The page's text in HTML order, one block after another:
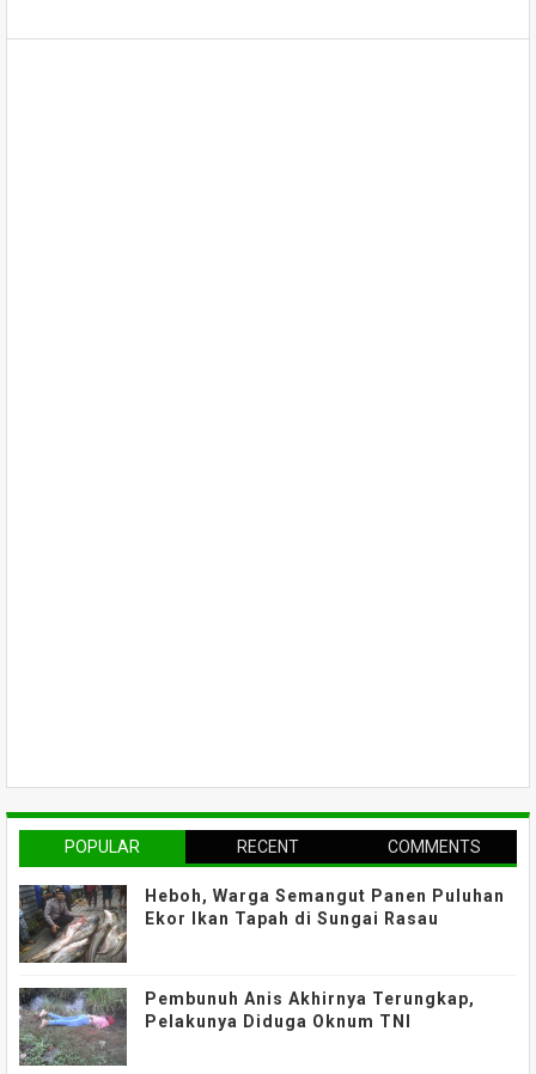
POPULAR RECENT COMMENTS
Heboh, Warga Semangut Panen Puluhan
Ekor Ikan Tapah di Sungai Rasau
Pembunuh Anis Akhirnya Terungkap,
Pelakunya Diduga Oknum TNI